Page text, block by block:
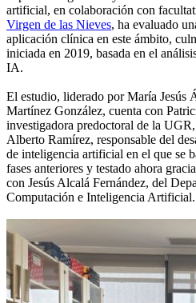
artificial, en colaboración con
Virgen de las Nieves, ha evaluado
aplicación clínica en este ámbito,
iniciada en 2019, basada en el
IA.
El estudio, liderado por María Jesús
Martínez González, cuenta con
investigadora predoctoral de la
Alberto Ramírez, responsable del
de inteligencia artificial en el que se
fases anteriores y testado ahora
con Jesús Alcalá Fernández, del
Computación e Inteligencia Artificial.